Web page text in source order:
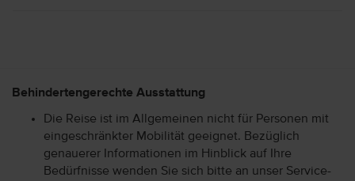
Behindertengerechte Ausstattung
Die Reise ist im Allgemeinen nicht für Personen mit
eingeschränkter Mobilität geeignet. Bezüglich
genauerer Informationen im Hinblick auf Ihre
Bedürfnisse wenden Sie sich bitte an unser Service-